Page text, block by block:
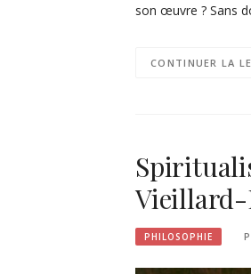
son œuvre ? Sans
CONTINUER LA
Vieillard-
PHILOSOPHIE